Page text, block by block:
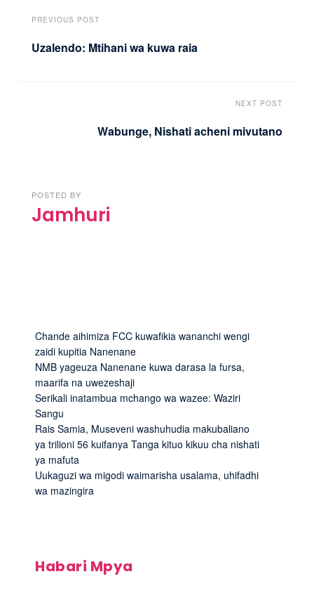
PREVIOUS POST
Uzalendo: Mtihani wa kuwa raia
NEXT POST
Wabunge, Nishati acheni mivutano
POSTED BY
Jamhuri
Chande aihimiza FCC kuwafikia wananchi wengi
zaidi kupitia Nanenane
NMB yageuza Nanenane kuwa darasa la fursa,
maarifa na uwezeshaji
Serikali inatambua mchango wa wazee: Waziri
Sangu
Rais Samia, Museveni washuhudia makubaliano
ya trilioni 56 kuifanya Tanga kituo kikuu cha nishati
ya mafuta
Uukaguzi wa migodi waimarisha usalama, uhifadhi
wa mazingira
Habari Mpya